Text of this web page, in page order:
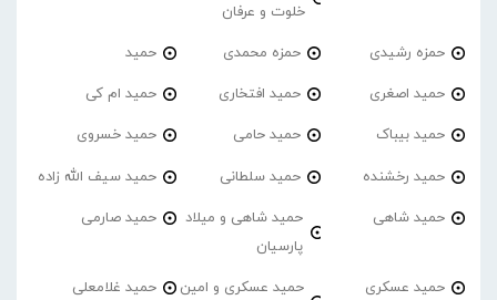
خلوت و عرفان
حمزه رشیدی حمزه محمدی حمید
حمید اصغری حمید افتخاری حمید ام کی
حمید بیباک حمید حامی حمید خسروی
حمید رخشنده حمید سلطانی حمید سیف الله زاده
حمید شاهی
حمید شاهی و میلاد
پارسیان
حمید صارمی
حمید عسکری
حمید عسکری و امین
حمید غلامعلی